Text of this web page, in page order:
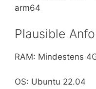
arm64
Plausible
RAM: Mindestens
OS: Ubuntu 22.04